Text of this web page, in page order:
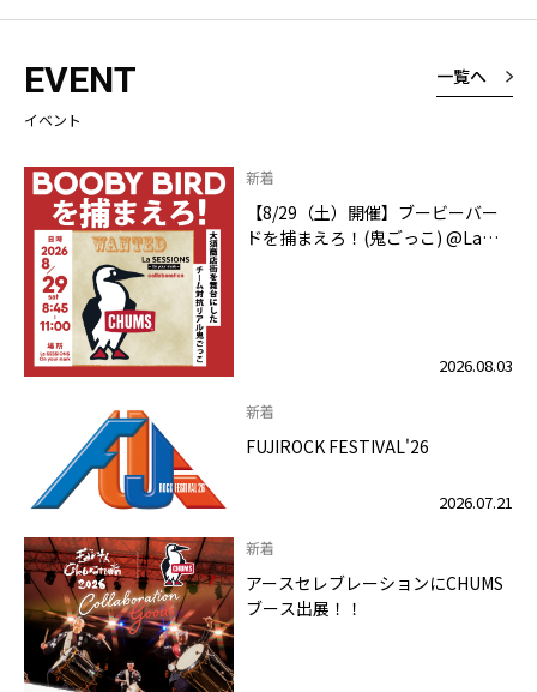
EVENT
イベント
一覧へ
新着
【8/29（土）開催】ブービーバー
ドを捕まえろ！(鬼ごっこ) @La
2026.08.03
新着
FUJIROCK FESTIVAL'26
2026.07.21
新着
アースセレブレーションにCHUMS
ブース出展！！